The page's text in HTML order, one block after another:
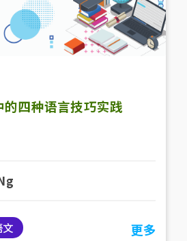
四种语言技巧实践
文 更多